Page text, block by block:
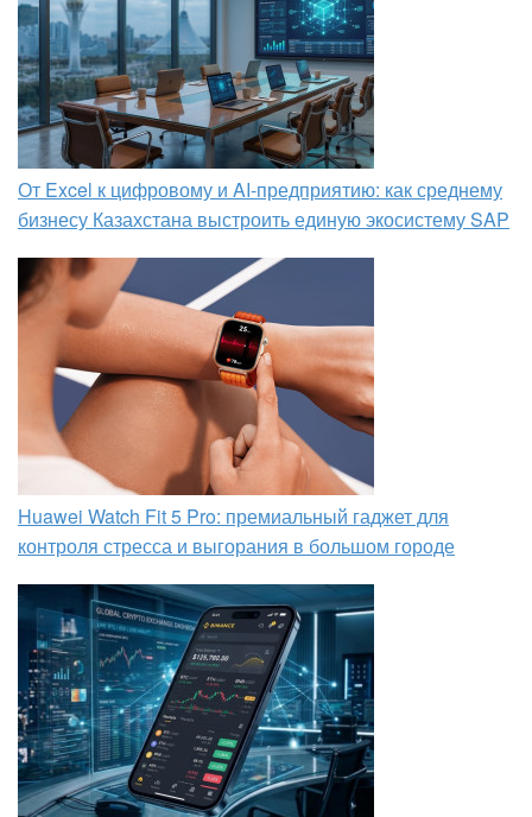
От Excel к цифровому и AI‑предприятию: как среднему
бизнесу Казахстана выстроить единую экосистему SAP
Huawei Watch Fit 5 Pro: премиальный гаджет для
контроля стресса и выгорания в большом городе